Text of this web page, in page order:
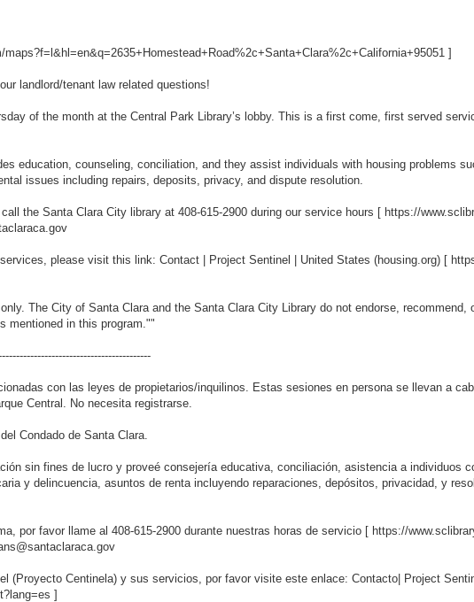
maps?f=l&hl=en&q=2635+Homestead+Road%2c+Santa+Clara%2c+California+95051 ]
landlord/tenant law related questions!
of the month at the Central Park Library’s lobby. This is a first come, first served
education, counseling, conciliation, and they assist individuals with housing problems
issues including repairs, deposits, privacy, and dispute resolution.
the Santa Clara City library at 408-615-2900 during our service hours [ https://
please visit this link: Contact | Project Sentinel | United States (housing.org) [
The City of Santa Clara and the Santa Clara City Library do not endorse, recommend,
mentioned in this program.""
con las leyes de propietarios/inquilinos. Estas sesiones en persona se llevan a
Central. No necesita registrarse.
Condado de Santa Clara.
sin fines de lucro y proveé consejería educativa, conciliación, asistencia a individuos
y delincuencia, asuntos de renta incluyendo reparaciones, depósitos, privacidad, y
por favor llame al 408-615-2900 durante nuestras horas de servicio [ https://
(Proyecto Centinela) y sus servicios, por favor visite este enlace: Contacto| Project
]